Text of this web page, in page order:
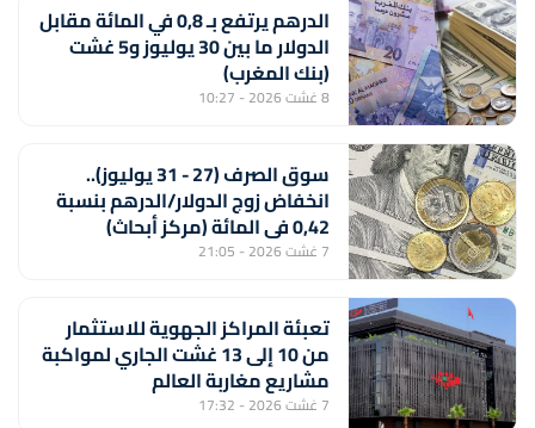
الدرهم يرتفع بـ 0,8 في المائة مقابل
الدولار ما بين 30 يوليوز و5 غشت
(بنك المغرب)
8 غشت 2026 - 10:27
سوق الصرف (27 - 31 يوليوز)..
انخفاض زوج الدولار/الدرهم بنسبة
0,42 في المائة (مركز أبحاث)
7 غشت 2026 - 21:05
تعبئة المراكز الجهوية للاستثمار
من 10 إلى 13 غشت الجاري لمواكبة
مشاريع مغاربة العالم
7 غشت 2026 - 17:32